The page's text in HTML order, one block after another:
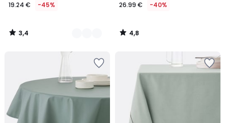
19.24 € -45%
3,4
/
26.99 € -40%
4,8
/